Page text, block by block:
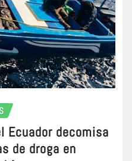
Ecuador decomisa
de droga en